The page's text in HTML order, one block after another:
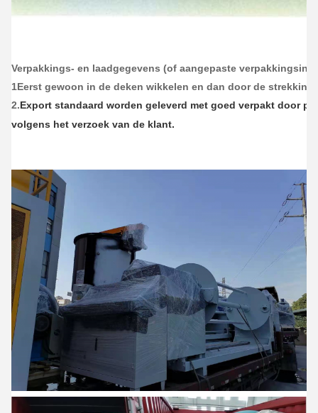
Verpakkings- en laadgegevens (of aangepaste
1Eerst gewoon in de deken wikkelen en dan door de
2.Export standaard worden geleverd met goed verpakt door
volgens het verzoek van de klant.